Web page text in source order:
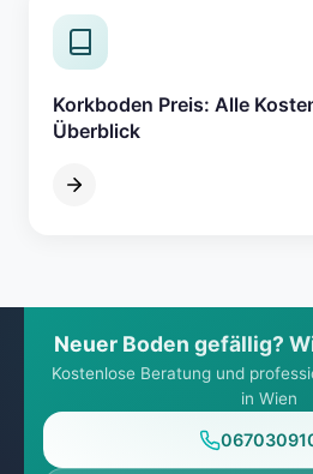
Korkboden Preis: Alle
Überblick
Neuer Boden gefällig?
Kostenlose Beratung und
in Wien